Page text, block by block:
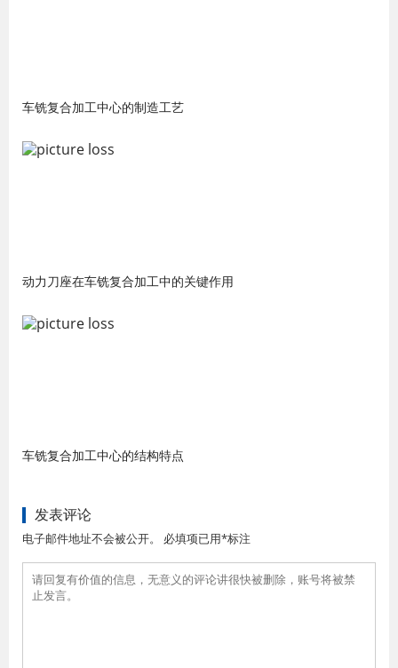
车铣复合加工中心的制造工艺
动力刀座在车铣复合加工中的关键作用
车铣复合加工中心的结构特点
发表评论
电子邮件地址不会被公开。 必填项已用*标注